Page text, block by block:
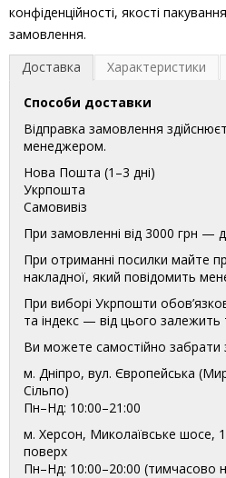
конфіденційності, якості
замовлення.
Доставка
Характеристики
Способи доставки
Відправка замовлення
менеджером.
Нова Пошта (1–3 дні)
Укрпошта
Самовивіз
При замовленні від 3000 грн
При отриманні посилки майте
накладної, який повідомить
При виборі Укрпошти
та індекс — від цього залежить
Ви можете самостійно
м. Дніпро, вул. Європейська
Сільпо)
Пн–Нд: 10:00–21:00
м. Херсон, Миколаївське шосе,
поверх
Пн–Нд: 10:00–20:00 (тимчасово